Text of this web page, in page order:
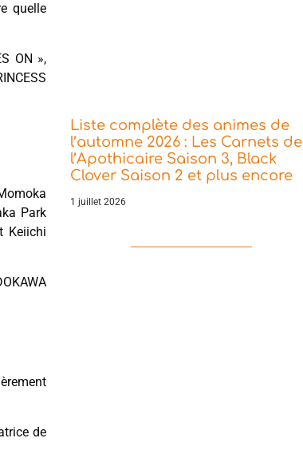
quelle
ON »,
Park
Keiichi
de
Liste complète des animes de
l’automne 2026 : Les Carnets de
l’Apothicaire Saison 3, Black
Clover Saison 2 et plus encore
1 juillet 2026